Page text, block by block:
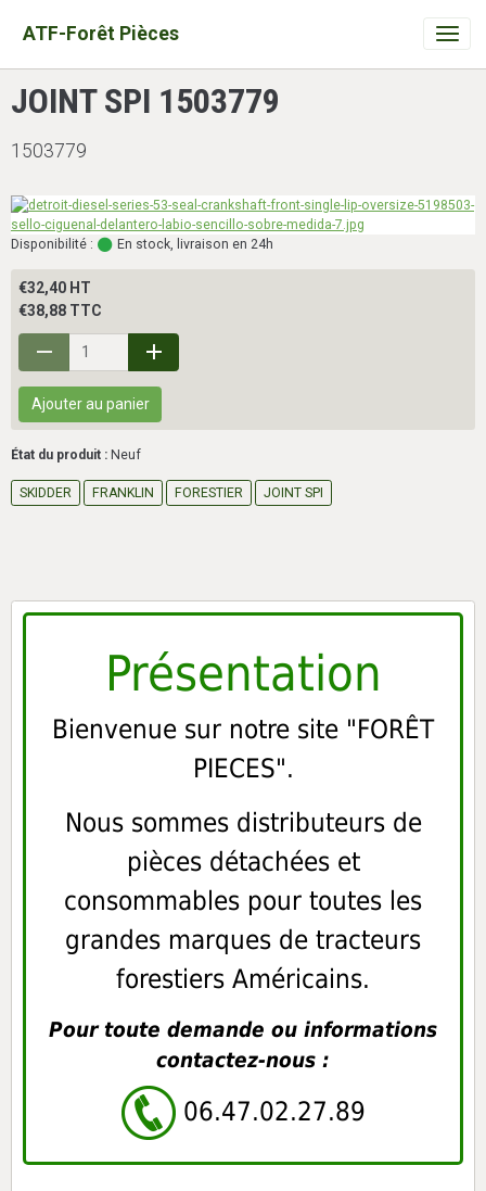
ATF-Forêt Pièces
JOINT SPI 1503779
1503779
Disponibilité : En stock, livraison en 24h
€32,40 HT
€38,88 TTC
Ajouter au panier
État du produit : Neuf
SKIDDER FRANKLIN FORESTIER JOINT SPI
Présentation
Bienvenue sur notre site "FORÊT
PIECES".
Nous sommes distributeurs de
pièces détachées et
consommables pour toutes les
grandes marques de tracteurs
forestiers Américains.
Pour toute demande ou informations
contactez-nous :
06.47.02.27.89